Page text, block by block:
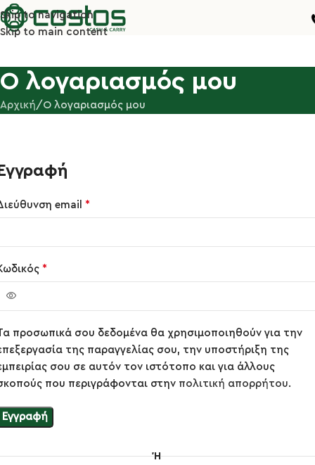
Skip to navigation
Skip to main content
O λογαριασμός μου
Αρχική O λογαριασμός μου
email *
*
προσωπικά σου δεδομένα θα χρησιμοποιηθούν για την
της παραγγελίας σου, την υποστήριξη της
σου σε αυτόν τον ιστότοπο και για άλλους
που περιγράφονται στην πολιτική απορρήτου.
Εγγραφή
Ή